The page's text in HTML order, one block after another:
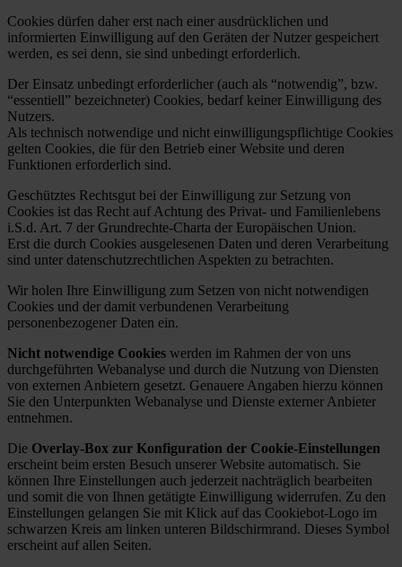
Cookies dürfen daher erst nach einer ausdrücklichen und
informierten Einwilligung auf den Geräten der Nutzer gespeichert
werden, es sei denn, sie sind unbedingt erforderlich.
Der Einsatz unbedingt erforderlicher (auch als “notwendig”, bzw.
“essentiell” bezeichneter) Cookies, bedarf keiner Einwilligung des
Nutzers.
Als technisch notwendige und nicht einwilligungspflichtige Cookies
gelten Cookies, die für den Betrieb einer Website und deren
Funktionen erforderlich sind.
Geschütztes Rechtsgut bei der Einwilligung zur Setzung von
Cookies ist das Recht auf Achtung des Privat- und Familienlebens
i.S.d. Art. 7 der Grundrechte-Charta der Europäischen Union.
Erst die durch Cookies ausgelesenen Daten und deren Verarbeitung
sind unter datenschutzrechtlichen Aspekten zu betrachten.
Wir holen Ihre Einwilligung zum Setzen von nicht notwendigen
Cookies und der damit verbundenen Verarbeitung
personenbezogener Daten ein.
Nicht notwendige Cookies werden im Rahmen der von uns
durchgeführten Webanalyse und durch die Nutzung von Diensten
von externen Anbietern gesetzt. Genauere Angaben hierzu können
Sie den Unterpunkten Webanalyse und Dienste externer Anbieter
entnehmen.
Die Overlay-Box zur Konfiguration der Cookie-Einstellungen
erscheint beim ersten Besuch unserer Website automatisch. Sie
können Ihre Einstellungen auch jederzeit nachträglich bearbeiten
und somit die von Ihnen getätigte Einwilligung widerrufen. Zu den
Einstellungen gelangen Sie mit Klick auf das Cookiebot-Logo im
schwarzen Kreis am linken unteren Bildschirmrand. Dieses Symbol
erscheint auf allen Seiten.